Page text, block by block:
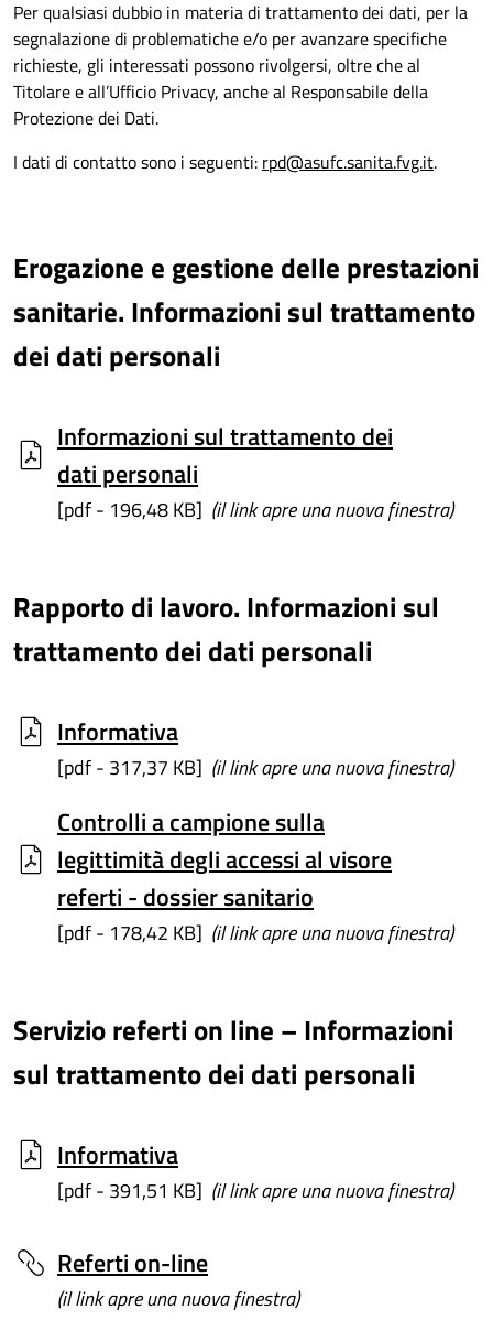
Per qualsiasi dubbio in materia di trattamento dei dati, per la
segnalazione di problematiche e/o per avanzare specifiche
richieste, gli interessati possono rivolgersi, oltre che al
Titolare e all’Ufficio Privacy, anche al Responsabile della
Protezione dei Dati.
I dati di contatto sono i seguenti: rpd@asufc.sanita.fvg.it.
Erogazione e gestione delle prestazioni
sanitarie. Informazioni sul trattamento
dei dati personali
Informazioni sul trattamento dei
dati personali
[pdf - 196,48 KB] (il link apre una nuova finestra)
Rapporto di lavoro. Informazioni sul
trattamento dei dati personali
Informativa
[pdf - 317,37 KB] (il link apre una nuova finestra)
Controlli a campione sulla
legittimità degli accessi al visore
referti - dossier sanitario
[pdf - 178,42 KB] (il link apre una nuova finestra)
Servizio referti on line – Informazioni
sul trattamento dei dati personali
Informativa
[pdf - 391,51 KB] (il link apre una nuova finestra)
Referti on-line
(il link apre una nuova finestra)